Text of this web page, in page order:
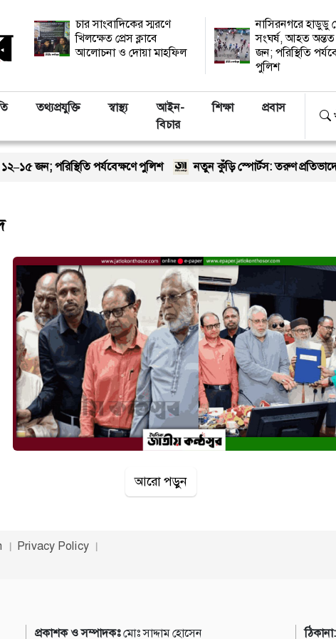
চার সাংবাদিকের স্মরণে
খিলক্ষেত প্রেস ক্লাবে
আলোচনা ও দোয়া মাহফিল
নাসিরনগরে হাডুডু
সংঘর্ষ, আহত
জন; পরিস্থিতি
পুলিশ
তথ্যপ্রযুক্তি স্বাস্থ্য
আইন-
বিচার
শিক্ষা প্রবাস
জন; পরিস্থিতি পর্যবেক্ষণে পুলিশ নতুন কুঁড়ি স্পোর্টস: তরুণ প্রতিভাদের
আরো পড়ুন
Privacy Policy
প্রকাশক ও সম্পাদকঃমোঃ সাদ্দাম হোসেন ঠিকানা: